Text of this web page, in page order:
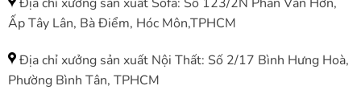
Ấp Tây Lân, Bà Điểm, Hóc Môn,TPHCM
Địa chỉ xưởng sản xuất Nội Thất: Số 2/17 Bình Hưng Hoà,
Phường Bình Tân, TPHCM